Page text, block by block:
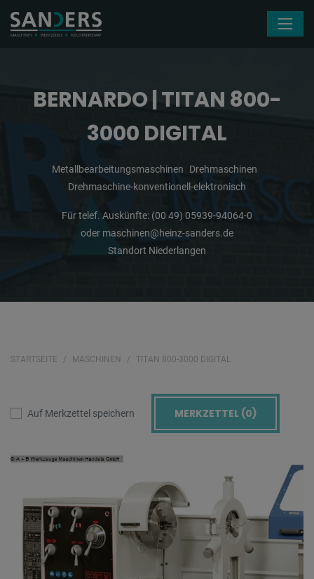
BERNARDO | TITAN 800-
3000 DIGITAL
Metallbearbeitungsmaschinen
Drehmaschinen
Drehmaschine-konventionell-elektronisch
Für telef. Auskünfte: (00 49) 05939-94064-0
oder maschinen@heinz-sanders.de
Standort Niederlangen
STARTSEITE MASCHINEN TITAN 800-3000 DIGITAL
Auf Merkzettel speichern MERKZETTEL (0)